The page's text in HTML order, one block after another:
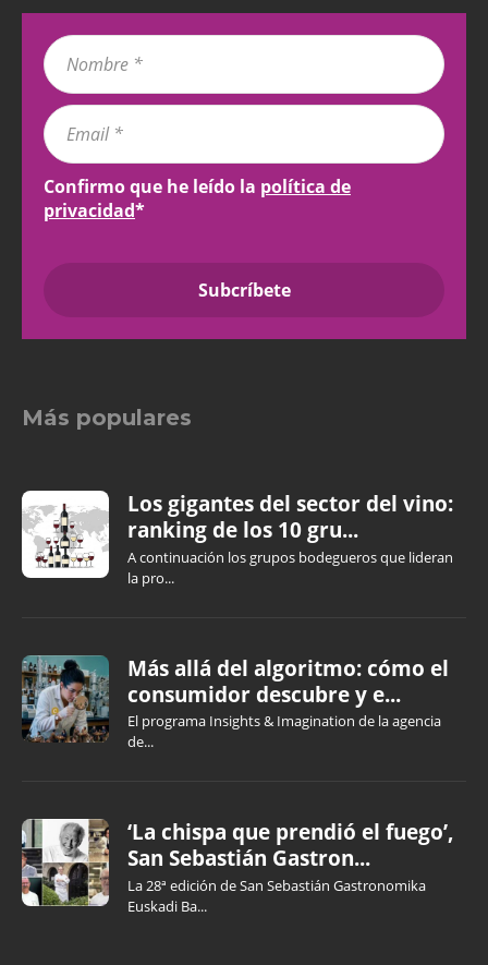
Confirmo que he leído la política de
privacidad*
Más populares
Los gigantes del sector del vino:
ranking de los 10 gru...
A continuación los grupos bodegueros que lideran
la pro...
Más allá del algoritmo: cómo el
consumidor descubre y e...
El programa Insights & Imagination de la agencia
de...
‘La chispa que prendió el fuego’,
San Sebastián Gastron...
La 28ª edición de San Sebastián Gastronomika
Euskadi Ba...